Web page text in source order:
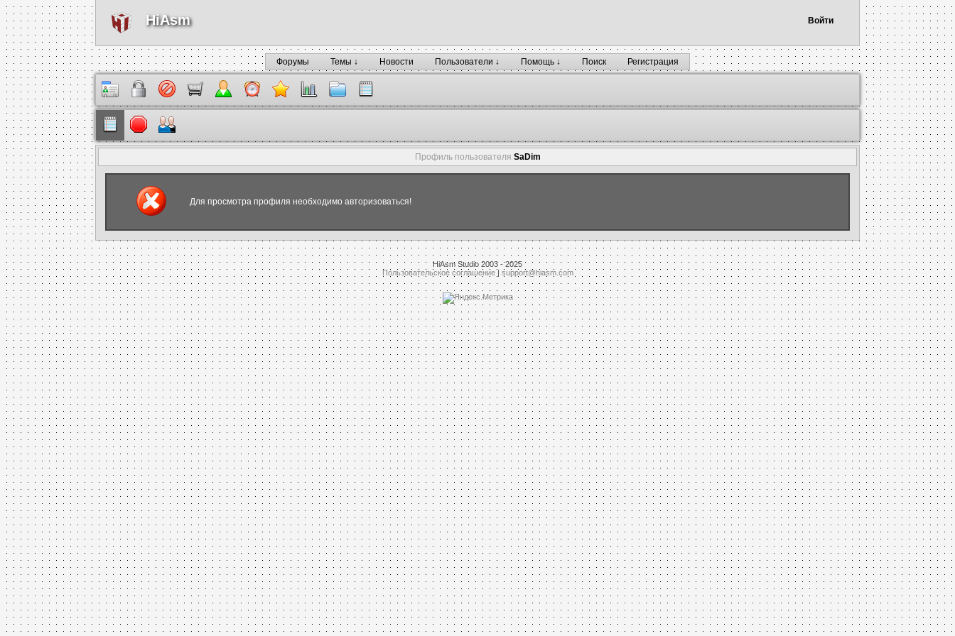
HiAsm Войти
Форумы Темы ↓ Новости Пользователи ↓ Помощь ↓ Поиск Регистрация
Профиль пользователя SaDim
Для просмотра профиля необходимо авторизоваться!
HiAsm Studio 2003 - 2025
Пользовательское соглашение| support@hiasm.com